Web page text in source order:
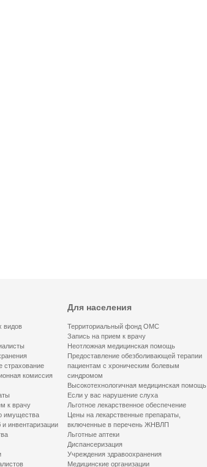
видов
страхование
комиссия
к врачу
имущества
инвентаризации
Для населения
Территориальный фонд ОМС
Запись на прием к врачу
Неотложная медицинская помощь
Предоставление обезболивающей терапии
пациентам с хроническим болевым
синдромом
Высокотехнологичная медицинская помощь
Если у вас нарушение слуха
Льготное лекарственное обеспечение
Цены на лекарственные препараты,
включенные в перечень ЖНВЛП
Льготные аптеки
Диспансеризация
Учреждения здравоохранения
Медицинские организации